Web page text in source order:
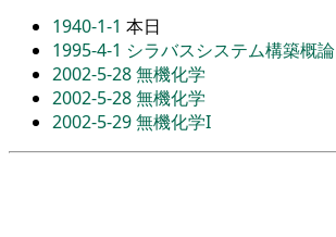
1940-1-1 本日
1995-4-1 シラバスシステム構築概論
2002-5-28無機化学
2002-5-28無機化学
2002-5-29無機化学I